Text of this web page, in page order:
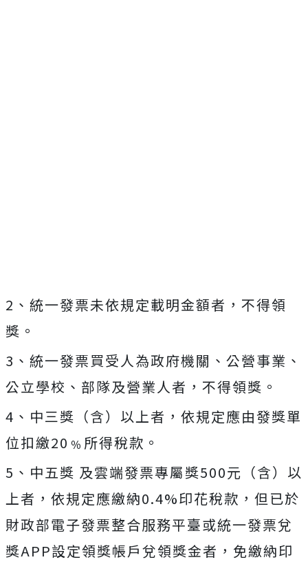
2、統一發票未依規定載明金額者，不得領
獎。
3、統一發票買受人為政府機關、公營事業、
公立學校、部隊及營業人者，不得領獎。
4、中三獎（含）以上者，依規定應由發獎單
位扣繳20﹪所得稅款。
5、中五獎 及雲端發票專屬獎500元（含）以
上者，依規定應繳納0.4%印花稅款，但已於
財政部電子發票整合服務平臺或統一發票兌
獎APP設定領獎帳戶兌領獎金者，免繳納印